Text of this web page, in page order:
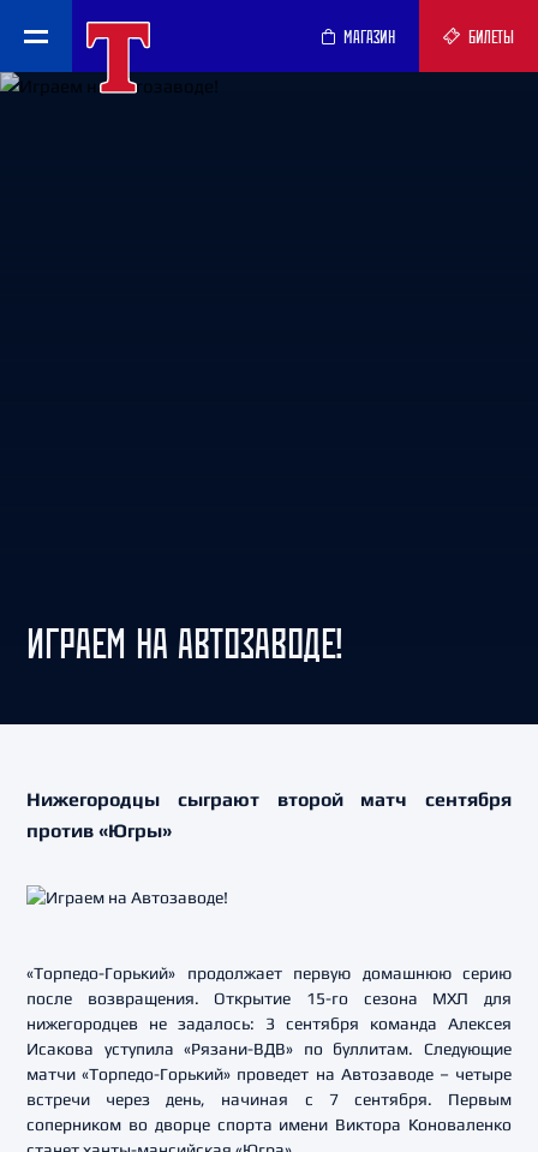
МАГАЗИН БИЛЕТЫ
ИГРАЕМ НА АВТОЗАВОДЕ!
Нижегородцы сыграют второй матч сентября
против «Югры»
«Торпедо-Горький» продолжает первую домашнюю серию
после возвращения. Открытие 15-го сезона МХЛ для
нижегородцев не задалось: 3 сентября команда Алексея
Исакова уступила «Рязани-ВДВ» по буллитам. Следующие
матчи «Торпедо-Горький» проведет на Автозаводе – четыре
встречи через день, начиная с 7 сентября. Первым
соперником во дворце спорта имени Виктора Коноваленко